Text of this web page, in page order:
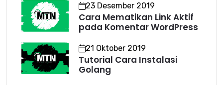
23 Desember 2019
Cara Mematikan Link Aktif
pada Komentar WordPress
21 Oktober 2019
Tutorial Cara Instalasi
Golang